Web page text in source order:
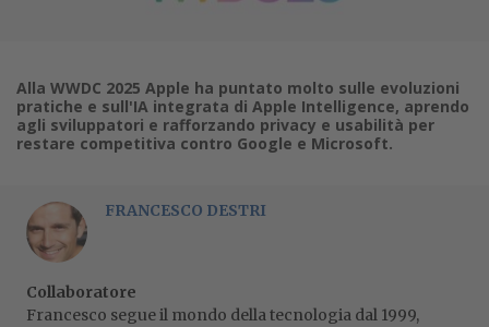
Alla WWDC 2025 Apple ha puntato molto sulle evoluzioni
pratiche e sull'IA integrata di Apple Intelligence, aprendo
agli sviluppatori e rafforzando privacy e usabilità per
restare competitiva contro Google e Microsoft.
FRANCESCO DESTRI
Collaboratore
Francesco segue il mondo della tecnologia dal 1999,